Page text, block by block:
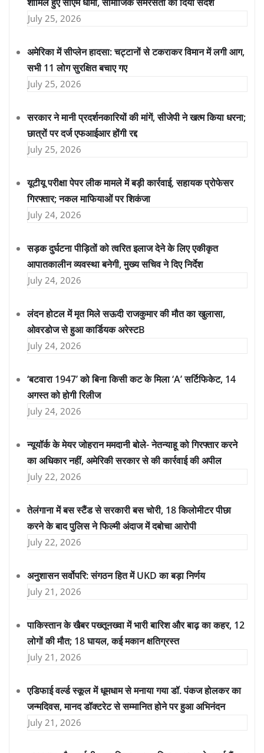
शामिल हुए सीएम धामी, सामाजिक समरसता का दिया संदेश
July 25, 2026
अमेरिका में सीप्लेन हादसा: चट्टानों से टकराकर विमान में लगी आग,
सभी 11 लोग सुरक्षित बचाए गए
July 25, 2026
सरकार ने मानी प्रदर्शनकारियों की मांगें, सीजेपी ने खत्म किया धरना;
छात्रों पर दर्ज एफआईआर होंगी रद्द
July 25, 2026
यूटीयू परीक्षा पेपर लीक मामले में बड़ी कार्रवाई, सहायक प्रोफेसर
गिरफ्तार; नकल माफियाओं पर शिकंजा
July 24, 2026
सड़क दुर्घटना पीड़ितों को त्वरित इलाज देने के लिए एकीकृत
आपातकालीन व्यवस्था बनेगी, मुख्य सचिव ने दिए निर्देश
July 24, 2026
लंदन होटल में मृत मिले सऊदी राजकुमार की मौत का खुलासा,
ओवरडोज से हुआ कार्डियक अरेस्टB
July 24, 2026
‘बटवारा 1947’ को बिना किसी कट के मिला ‘A’ सर्टिफिकेट, 14
अगस्त को होगी रिलीज
July 24, 2026
न्यूयॉर्क के मेयर जोहरान ममदानी बोले- नेतन्याहू को गिरफ्तार करने
का अधिकार नहीं, अमेरिकी सरकार से की कार्रवाई की अपील
July 22, 2026
तेलंगाना में बस स्टैंड से सरकारी बस चोरी, 18 किलोमीटर पीछा
करने के बाद पुलिस ने फिल्मी अंदाज में दबोचा आरोपी
July 22, 2026
अनुशासन सर्वोपरि: संगठन हित में UKD का बड़ा निर्णय
July 21, 2026
पाकिस्तान के खैबर पख्तूनख्वा में भारी बारिश और बाढ़ का कहर, 12
लोगों की मौत; 18 घायल, कई मकान क्षतिग्रस्त
July 21, 2026
एडिफाई वर्ल्ड स्कूल में धूमधाम से मनाया गया डॉ. पंकज होलकर का
जन्मदिवस, मानद डॉक्टरेट से सम्मानित होने पर हुआ अभिनंदन
July 21, 2026